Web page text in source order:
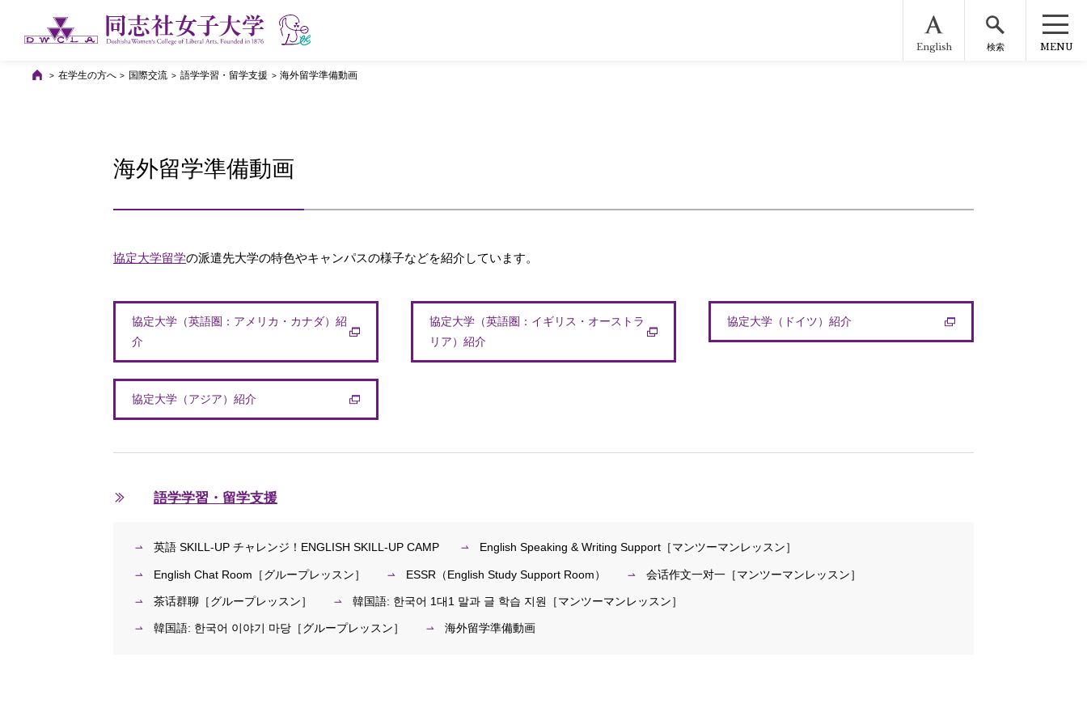
English 検索 MENU
在学生の方へ 国際交流 語学学習・留学支援 海外留学準備動画
海外留学準備動画
協定大学留学の派遣先大学の特色やキャンパスの様子などを紹介しています。
協定大学（英語圏：アメリカ・カナダ）紹
介
協定大学（英語圏：イギリス・オーストラ
リア）紹介
協定大学（ドイツ）紹介
協定大学（アジア）紹介
語学学習・留学支援
英語 SKILL-UP チャレンジ！ENGLISH SKILL-UP CAMP English Speaking & Writing Support［マンツーマンレッスン］
English Chat Room［グループレッスン］ ESSR（English Study Support Room） 会话作文一对一［マンツーマンレッスン］
茶话群聊［グループレッスン］ 韓国語: 한국어 1대1 말과 글 학습 지원［マンツーマンレッスン］
韓国語: 한국어 이야기 마당［グループレッスン］ 海外留学準備動画